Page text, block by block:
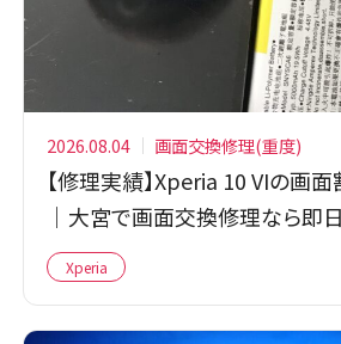
2026.08.04 画面交換修理(重度)
【修理実績】Xperia 10 VIの画
｜大宮で画面交換修理なら即
Xperia